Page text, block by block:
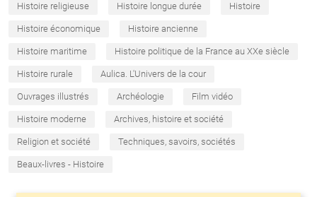
Histoire religieuse Histoire longue durée Histoire
Histoire économique Histoire ancienne
Histoire maritime Histoire politique de la France au XXe siècle
Histoire rurale Aulica. L'Univers de la cour
Ouvrages illustrés Archéologie Film vidéo
Histoire moderne Archives, histoire et société
Religion et société Techniques, savoirs, sociétés
Beaux-livres - Histoire